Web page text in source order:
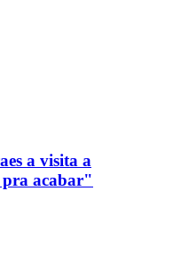
a visita a
acabar"